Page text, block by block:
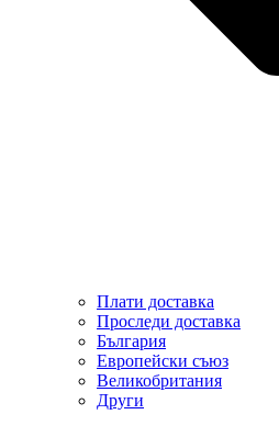
Плати доставка
Проследи доставка
България
Европейски съюз
Великобритания
Други